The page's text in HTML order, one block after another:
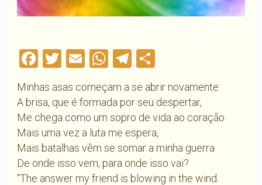
Facebook
Twitter
EmailWhatsApp
Telegram
Minhas asas começam a se abrir novamente
A brisa, que é formada por seu despertar,
Me chega como um sopro de vida ao coração
Mais uma vez a luta me espera,
Mais batalhas vêm se somar a minha guerra
De onde isso vem, para onde isso vai?
“The answer my friend is blowing in the wind.